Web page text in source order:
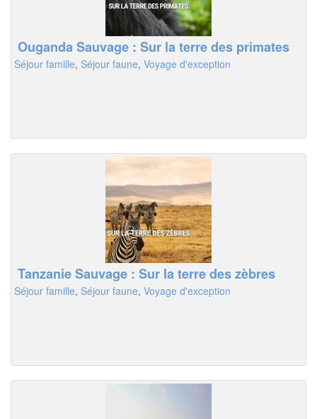
Ouganda Sauvage : Sur la terre des primates
Séjour famille, Séjour faune, Voyage d'exception
Tanzanie Sauvage : Sur la terre des zèbres
Séjour famille, Séjour faune, Voyage d'exception